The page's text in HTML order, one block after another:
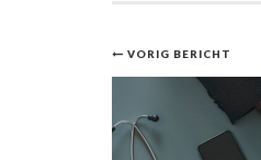
Bericht
VORIG BERICHT